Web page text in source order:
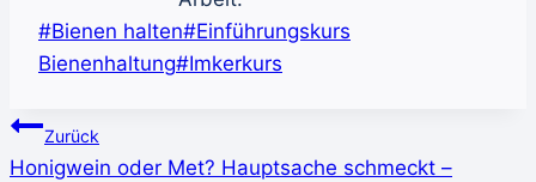
Schlagworte:
#Bienen halten#Einführungskurs
Bienenhaltung#Imkerkurs
Beitragsnavigation
Zurück
Honigwein oder Met? Hauptsache schmeckt –